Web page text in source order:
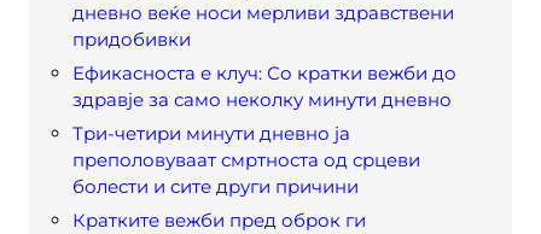
дневно веќе носи мерливи здравствени
придобивки
Ефикасноста е клуч: Со кратки вежби до
здравје за само неколку минути дневно
Три-четири минути дневно ја
преполовуваат смртноста од срцеви
болести и сите други причини
Кратките вежби пред оброк ги